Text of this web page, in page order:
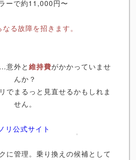
ーで約11,000円〜
る故障を招きます。
…意外と 維持費がかかっていませ
んか？
でまるっと見直せるかもしれま
せん。
リ公式サイト
に管理。乗り換えの候補として